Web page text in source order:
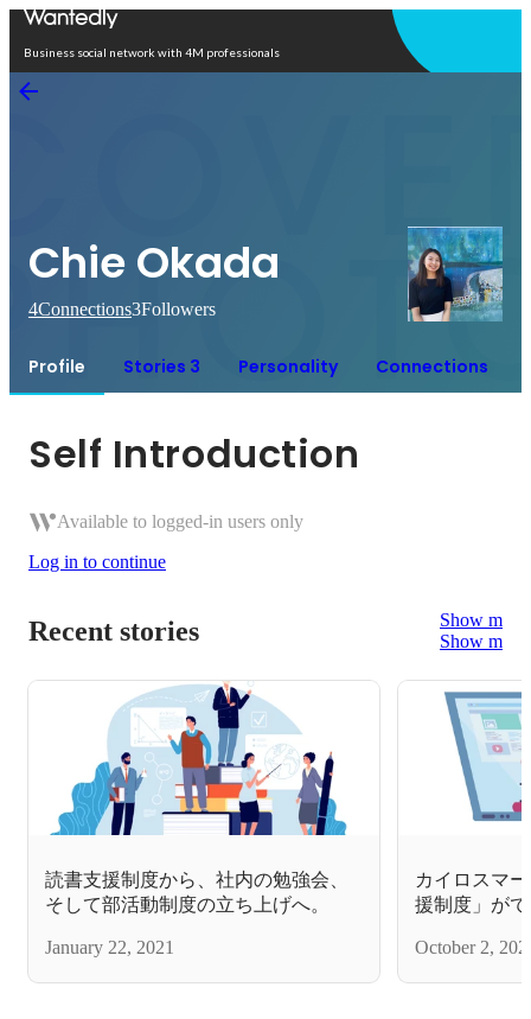
Business social network with 4M professionals
Chie Okada
4Connections3Followers
Profile Stories 3 Personality Connections
Self Introduction
Available to logged-in users only
Log in to continue
Recent stories
Show more
Show more
読書支援制度から、社内の勉強会、
そして部活動制度の立ち上げへ。
January 22, 2021
カイロスマ
援制度」が
October 2,